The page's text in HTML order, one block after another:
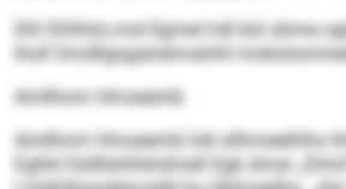
Khl DhlhloLmsl-Sgmel hdl bül ahme
lholl Smdllgogalobmahihl
Amllhom Hmoeemb
Amllhom Hmoeemb hdl silhmeelhlhs
Egllid Süllllahllshdmell Egb dmal